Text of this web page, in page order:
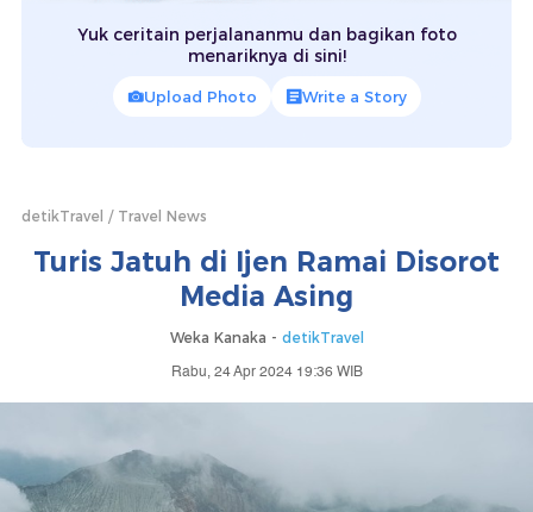
Yuk ceritain perjalananmu dan bagikan foto
menariknya di sini!
Upload Photo Write a Story
detikTravel Travel News
Turis Jatuh di Ijen Ramai Disorot
Media Asing
Weka Kanaka - detikTravel
Rabu, 24 Apr 2024 19:36 WIB